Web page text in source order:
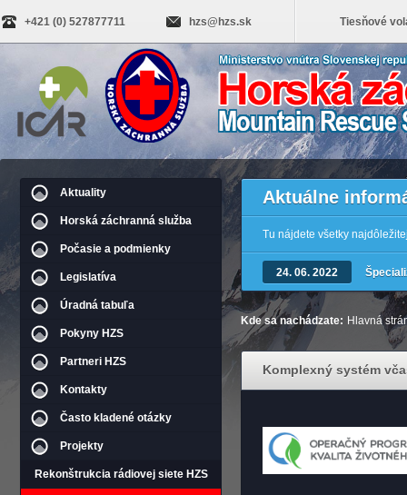
+421 (0) 527877711 hzs@hzs.sk Tiesňové
Aktuality
Horská záchranná služba
Počasie a podmienky
Legislatíva
Úradná tabuľa
Pokyny HZS
Partneri HZS
Kontakty
Často kladené otázky
Projekty
Rekonštrukcia rádiovej siete HZS
Aktuálne
Tu nájdete všetky
24. 06. 2022
Kde sa nachádzate: Hlavná
Komplexný systém